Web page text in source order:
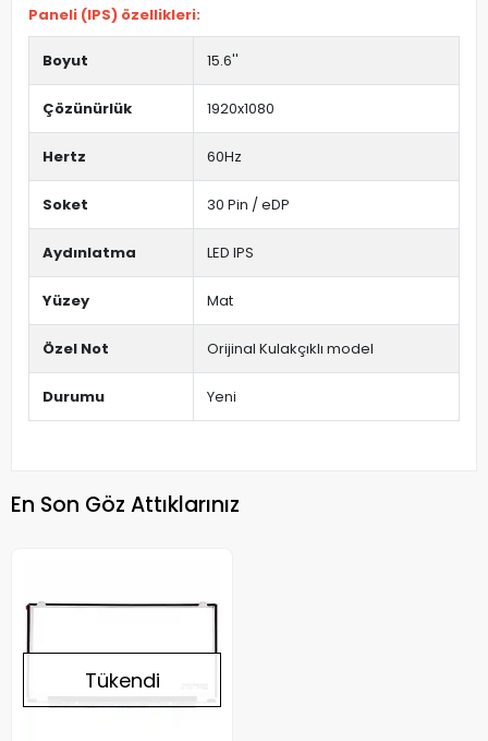
Paneli (IPS) özellikleri:
Boyut 15.6''
Çözünürlük 1920x1080
Hertz 60Hz
Soket 30 Pin / eDP
Aydınlatma LED IPS
Yüzey Mat
Özel Not Orijinal Kulakçıklı model
Durumu Yeni
En Son Göz Attıklarınız
Tükendi